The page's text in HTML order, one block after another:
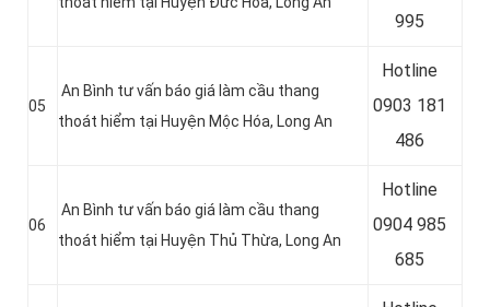
995
05
An Bình tư vấn báo giá làm cầu thang
thoát hiểm tại Huyện Mộc Hóa, Long An
Hotline
0903 181
486
06
An Bình tư vấn báo giá làm cầu thang
thoát hiểm tại Huyện Thủ Thừa, Long An
Hotline
0904 985
685